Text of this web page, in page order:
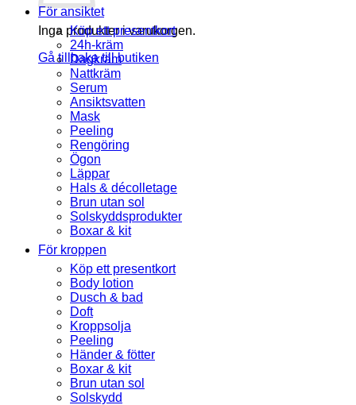
Inga produkter i varukorgen.
Gå tillbaka till butiken
För ansiktet
Köp ett presentkort
24h-kräm
Dagkräm
Nattkräm
Serum
Ansiktsvatten
Mask
Peeling
Rengöring
Ögon
Läppar
Hals & décolletage
Brun utan sol
Solskyddsprodukter
Boxar & kit
För kroppen
Köp ett presentkort
Body lotion
Dusch & bad
Doft
Kroppsolja
Peeling
Händer & fötter
Boxar & kit
Brun utan sol
Solskydd